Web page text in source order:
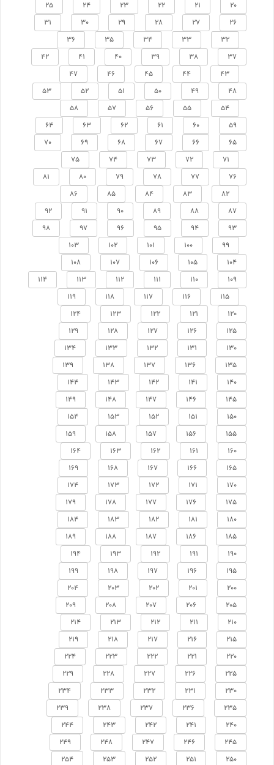
20
21
22
23
24
25
26
27
28
29
30
31
32
33
34
35
36
37
38
39
40
41
42
43
44
45
46
47
48
49
50
51
52
53
54
55
56
57
58
59
60
61
62
63
64
65
66
67
68
69
70
71
72
73
74
75
76
77
78
79
80
81
82
83
84
85
86
87
88
89
90
91
92
93
94
95
96
97
98
99
100
101
102
103
104
105
106
107
108
109
110
111
112
113
114
115
116
117
118
119
120
121
122
123
124
125
126
127
128
129
130
131
132
133
134
135
136
137
138
139
140
141
142
143
144
145
146
147
148
149
150
151
152
153
154
155
156
157
158
159
160
161
162
163
164
165
166
167
168
169
170
171
172
173
174
175
176
177
178
179
180
181
182
183
184
185
186
187
188
189
190
191
192
193
194
195
196
197
198
199
200
201
202
203
204
205
206
207
208
209
210
211
212
213
214
215
216
217
218
219
220
221
222
223
224
225
226
227
228
229
230
231
232
233
234
235
236
237
238
239
240
241
242
243
244
245
246
247
248
249
250
251
252
253
254